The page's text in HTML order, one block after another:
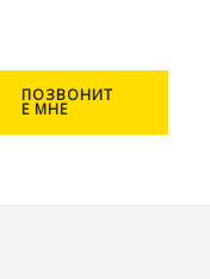
ПОЗВОНИТ
Е МНЕ